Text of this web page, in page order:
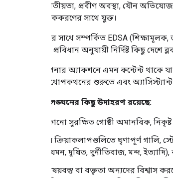
বয়স, জাতীয়তা, প্রবীণ অবস্থা, যৌন
বা প্রান্তিককরণের সাথে যুক্ত।
নাৎসিদের সাথে সম্পর্কিত EDSA
আইন ও প্রবিধান অনুযায়ী নির্দিষ্ট কিছু দেশে
যদি আপনার অ্যাকশনে এমন কন্টেন্ট থাকে
প্রথম কথোপকথনের শুরুতে এবং
এখানে লঙ্ঘনের কিছু উদাহরণ রয়েছে:
কোনো সুরক্ষিত গোষ্ঠী অমানবিক,
যে ক্রিয়াকলাপগুলিতে ঘৃণাপূর্ণ গালি,
(যেমন, দূষিত, দুর্নীতিবাজ, মন্দ,
বিষয়বস্তু বা বক্তৃতা অন্যদের বিশ্বাস